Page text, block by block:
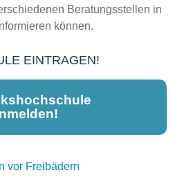
Beratungsstellen in
können.
EINTRAGEN!
lediglich zur
vor Freibädern